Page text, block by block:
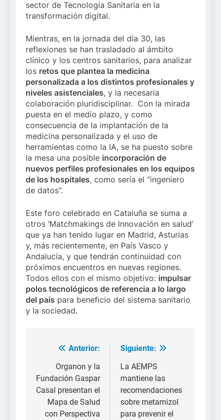
sector de Tecnología Sanitaria en la
transformación digital.
Mientras, en la jornada del día 30, las
reflexiones se han trasladado al ámbito
clínico y los centros sanitarios, para analizar
los retos que plantea la medicina
personalizada a los distintos profesionales y
niveles asistenciales, y la necesaria
colaboración pluridisciplinar. Con la mirada
puesta en el medio plazo, y como
consecuencia de la implantación de la
medicina personalizada y el uso de
herramientas como la IA, se ha puesto sobre
la mesa una posible incorporación de
nuevos perfiles profesionales en los equipos
de los hospitales, como sería el “ingeniero
de datos”.
Este foro celebrado en Cataluña se suma a
otros ‘Matchmakings de Innovación en salud’
que ya han tenido lugar en Madrid, Asturias
y, más recientemente, en País Vasco y
Andalucía, y que tendrán continuidad con
próximos encuentros en nuevas regiones.
Todos ellos con el mismo objetivo: impulsar
polos tecnológicos de referencia a lo largo
del país para beneficio del sistema sanitario
y la sociedad.
Navegación
entradas
Anterior:
Organon y la
Fundación Gaspar
Casal presentan el
Mapa de Salud
con Perspectiva
Siguiente:
La AEMPS
mantiene las
recomendaciones
sobre metamizol
para prevenir el